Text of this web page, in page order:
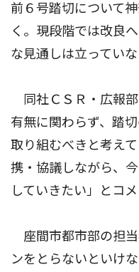
前６号踏切について
く。現段階では改良
な見通しは立っていな
同社ＣＳＲ・広報
有無に関わらず、踏
取り組むべきと考え
携・協議しながら、
していきたい」とコメ
座間市都市部の担当
ンをとらないといけ